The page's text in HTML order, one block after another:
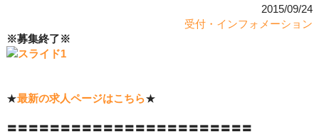
2015/09/24
受付・インフォメーション
※募集終了※
★最新の求人ページはこちら★
〓〓〓〓〓〓〓〓〓〓〓〓〓〓〓〓〓〓〓〓〓〓〓